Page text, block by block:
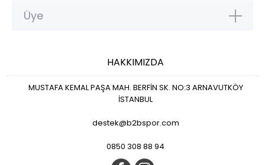
Üye
HAKKIMIZDA
MUSTAFA KEMAL PAŞA MAH. BERFİN SK. NO:3 ARNAVUTKÖY
İSTANBUL
destek@b2bspor.com
0850 308 88 94